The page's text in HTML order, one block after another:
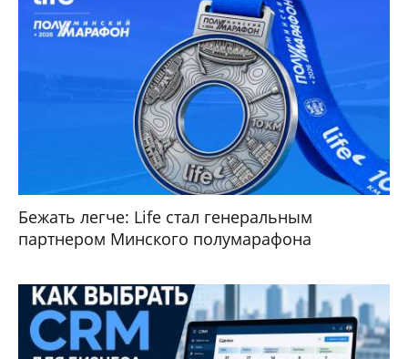
Бежать легче: Life стал генеральным
партнером Минского полумарафона